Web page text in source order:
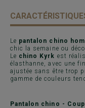
Le pantalon chino
chic la semaine ou
Le chino Kyrk est
élasthanne, avec une
ajustée sans être trop
gamme de couleurs
Pantalon chino -